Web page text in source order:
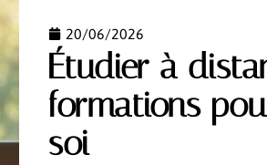
20/06/2026
Étudier à
formations
soi